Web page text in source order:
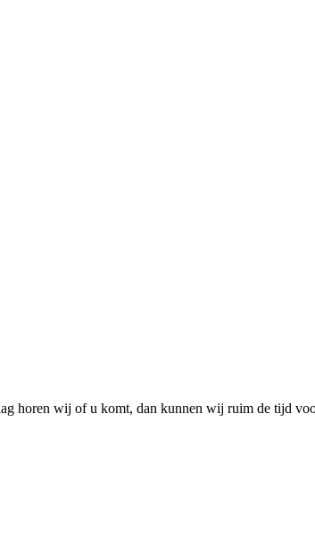
horen wij of u komt, dan kunnen wij ruim de tijd